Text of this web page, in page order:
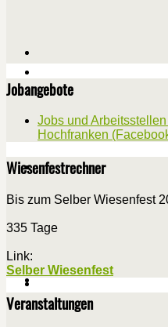
Jobangebote
Jobs und
Hochfranken
Wiesenfestrechner
Bis zum Selber Wiesenfest
335 Tage
Link:
Selber Wiesenfest
Veranstaltungen